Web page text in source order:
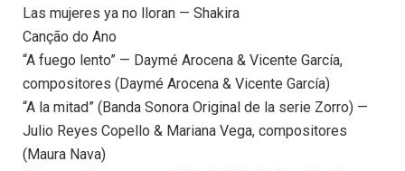
Las mujeres ya no lloran — Shakira
Canção do Ano
“A fuego lento” — Daymé Arocena & Vicente García,
compositores (Daymé Arocena & Vicente García)
“A la mitad” (Banda Sonora Original de la serie Zorro) —
Julio Reyes Copello & Mariana Vega, compositores
(Maura Nava)